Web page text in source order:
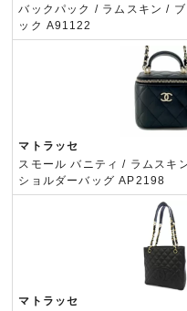
バックパック / ラムスキン /
ック A91122
マトラッセ
スモール バニティ / ラムスキ
ショルダーバッグ AP2198
マトラッセ